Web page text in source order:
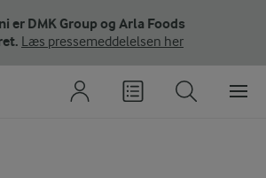
er DMK Group og Arla Foods
Læs pressemeddelelsen her